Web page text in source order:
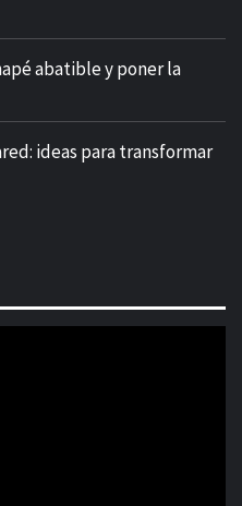
abatible y poner la
ideas para transformar